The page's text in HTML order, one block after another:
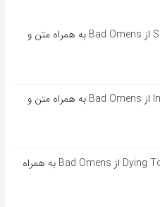
آهنگ انگلیسی Specter از Bad Omens به همراه متن و
آهنگ انگلیسی Impose از Bad Omens به همراه متن و
آهنگ انگلیسی Dying To Love از Bad Omens به همراه